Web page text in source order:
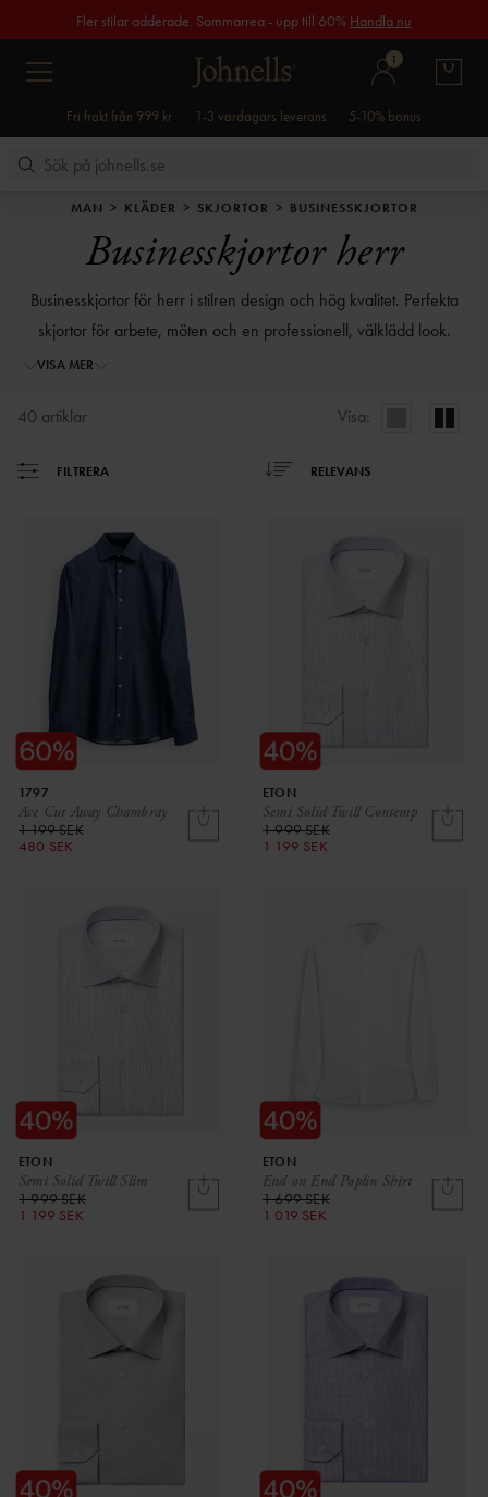
Fler stilar adderade. Sommarrea - upp till 60% Handla nu
1
Fri frakt från 999 kr 1-3 vardagars leverans 5-10% bonus
MAN KLÄDER SKJORTOR BUSINESSKJORTOR
Businesskjortor herr
Businesskjortor för herr i stilren design och hög kvalitet. Perfekta
skjortor för arbete, möten och en professionell, välklädd look.
VISA MER
40 artiklar Visa:
FILTRERA RELEVANS
Ace Cut Away Chambray
1797
1 199 SEK
480 SEK
Semi Solid Twill Contemp
ETON
1 999 SEK
1 199 SEK
Semi Solid Twill Slim
ETON
1 999 SEK
1 199 SEK
End on End Poplin Shirt
ETON
1 699 SEK
1 019 SEK